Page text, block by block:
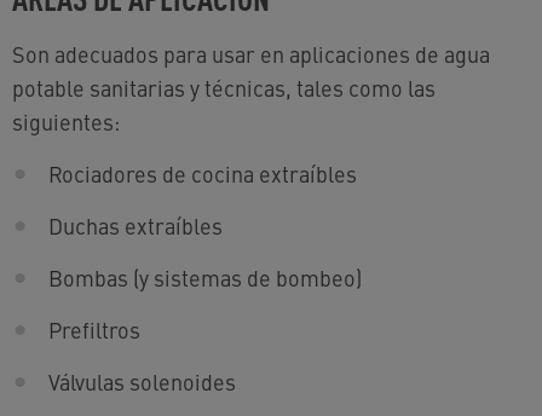
Son adecuados para usar en aplicaciones de agua
potable sanitarias y técnicas, tales como las
siguientes:
Rociadores de cocina extraíbles
Duchas extraíbles
Bombas (y sistemas de bombeo)
Prefiltros
Válvulas solenoides